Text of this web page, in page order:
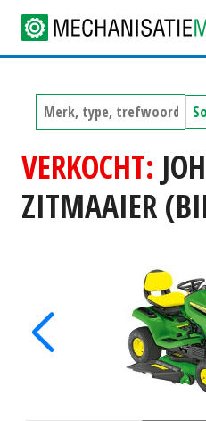
VERKOCHT:
ZITMAAIER